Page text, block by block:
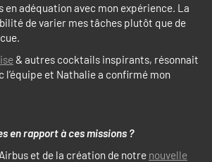
adéquation avec mon expérience. La
de varier mes tâches plutôt que de
& autres cocktails inspirants, résonnait
et Nathalie a confirmé mon
en rapport à ces missions ?
et de la création de notre nouvelle